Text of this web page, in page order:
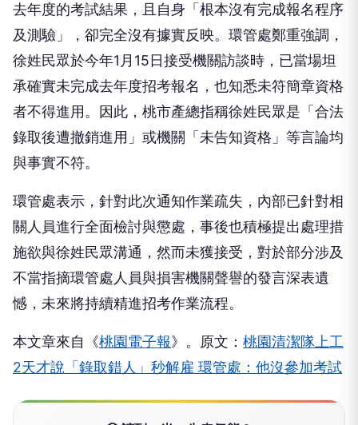
去年度的考試結果，且自身「根本沒有完成報名程序
及測驗」，卻完全沒有據實反映。環管處鄭重強調，
徐姓民眾於今年1月15日接受機關訪談時，已當場坦
承確實未完成去年度招考報名，也知悉未符簡章資格
者不得進用。因此，桃市產總指稱徐姓民眾是「合法
錄取後遭撤銷進用」或機關「未告知資格」等言論均
與事實不符。
環管處表示，針對此次通知作業疏失，內部已針對相
關人員進行全面檢討與懲處，事後也積極提出處理措
施欲與徐姓民眾溝通，然而未獲接受，對於部分涉及
不當指摘環管處人員與損害機關聲譽的發言深表遺
憾，未來將持續精進招考作業流程。
本文章來自《桃園電子報》。原文： 桃園清潔隊上工
2天才說「錄取錯人」秒解雇 環管處：他沒參加考試